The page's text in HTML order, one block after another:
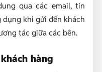
qua các email, tin
khi gửi đến khách
tác giữa các bên.
hàng